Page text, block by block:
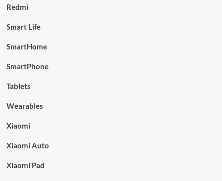
Redmi
Smart Life
SmartHome
SmartPhone
Tablets
Wearables
Xiaomi
Xiaomi Auto
Xiaomi Pad